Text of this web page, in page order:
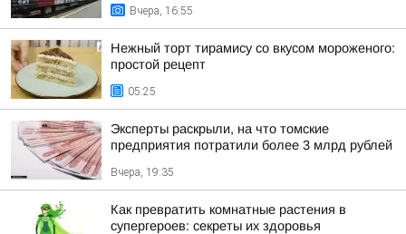
Вчера, 16:55
Нежный торт тирамису со вкусом мороженого:
простой рецепт
05:25
Эксперты раскрыли, на что томские
предприятия потратили более 3 млрд рублей
Вчера, 19:35
Как превратить комнатные растения в
супергероев: секреты их здоровья